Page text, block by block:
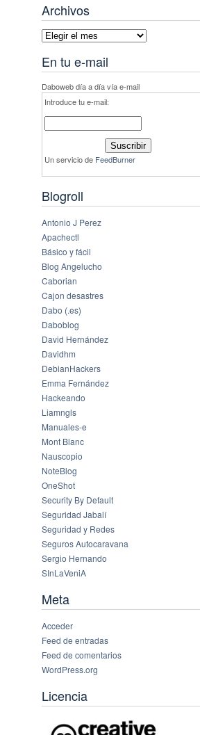
Archivos
Archivos
En tu e-mail
Daboweb día a día vía e-mail
Introduce tu e-mail:
Un servicio de FeedBurner
Blogroll
Antonio J Perez
Apachectl
Básico y fácil
Blog Angelucho
Caborian
Cajon desastres
Dabo (.es)
Daboblog
David Hernández
Davidhm
DebianHackers
Emma Fernández
Hackeando
Liamngls
Manuales-e
Mont Blanc
Nauscopio
NoteBlog
OneShot
Security By Default
Seguridad Jabalí
Seguridad y Redes
Seguros Autocaravana
Sergio Hernando
SInLaVeniA
Meta
Acceder
Feed de entradas
Feed de comentarios
WordPress.org
Licencia